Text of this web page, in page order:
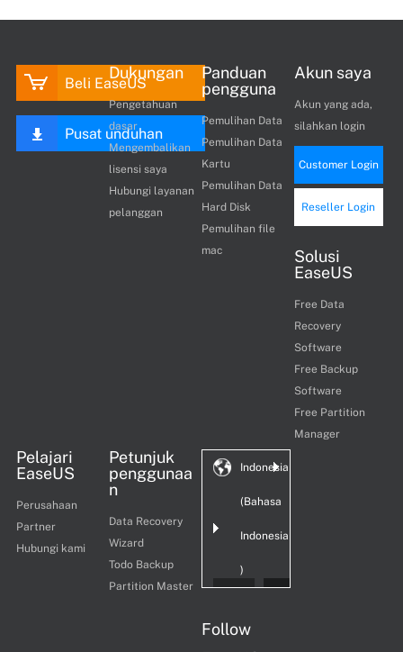
Beli EaseUS
Pusat unduhan
Dukungan
Pengetahuan
dasar
Mengembalikan
lisensi saya
Hubungi layanan
pelanggan
Panduan
pengguna
Pemulihan Data
Pemulihan Data
Kartu
Pemulihan Data
Hard Disk
Pemulihan file
mac
Akun saya
Akun yang ada,
silahkan login
Customer Login
Reseller Login
Solusi
EaseUS
Free Data
Recovery
Software
Free Backup
Software
Free Partition
Manager
Pelajari
EaseUS
Perusahaan
Partner
Hubungi kami
Petunjuk
penggunaa
n
Data Recovery
Wizard
Todo Backup
Partition Master
Indonesia
(Bahasa
Indonesia
)
Follow